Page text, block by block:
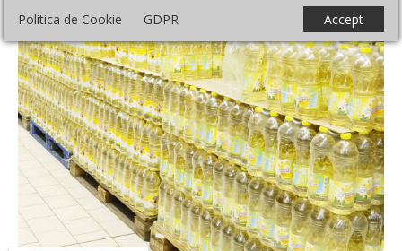
Politica de Cookie GDPR Accept